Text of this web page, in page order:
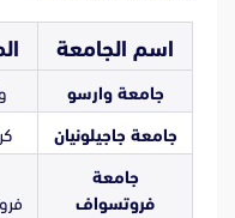
اسم الجامعة
جامعة وارسو
جامعة جاجيلونيان
جامعة
فروتسواف